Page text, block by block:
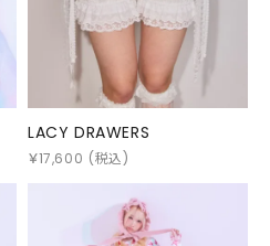
LACY DRAWERS
￥17,600 (税込)